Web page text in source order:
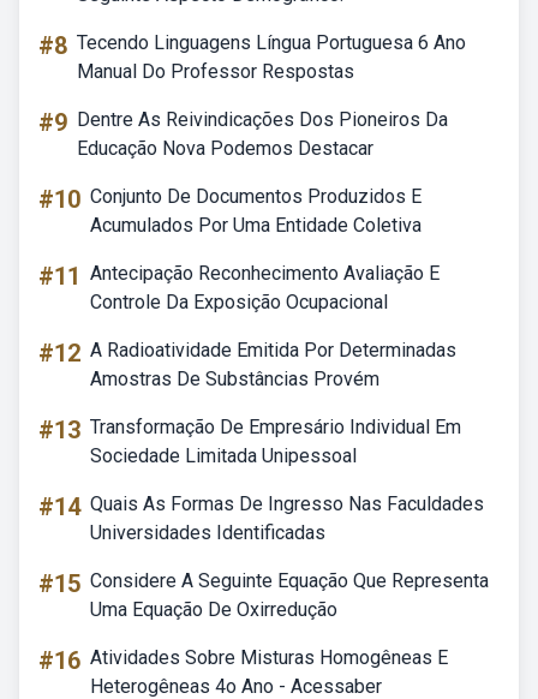
#8 Tecendo Linguagens Língua Portuguesa 6 Ano
Manual Do Professor Respostas
#9 Dentre As Reivindicações Dos Pioneiros Da
Educação Nova Podemos Destacar
#10 Conjunto De Documentos Produzidos E
Acumulados Por Uma Entidade Coletiva
#11 Antecipação Reconhecimento Avaliação E
Controle Da Exposição Ocupacional
#12 A Radioatividade Emitida Por Determinadas
Amostras De Substâncias Provém
#13 Transformação De Empresário Individual Em
Sociedade Limitada Unipessoal
#14 Quais As Formas De Ingresso Nas Faculdades
Universidades Identificadas
#15 Considere A Seguinte Equação Que Representa
Uma Equação De Oxirredução
#16 Atividades Sobre Misturas Homogêneas E
Heterogêneas 4o Ano - Acessaber